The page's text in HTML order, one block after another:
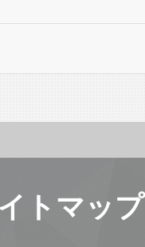
トマップ